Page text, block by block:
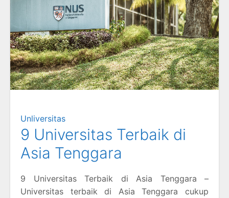
Unliversitas
9 Universitas Terbaik di
Asia Tenggara
9 Universitas Terbaik di Asia Tenggara –
Universitas terbaik di Asia Tenggara cukup